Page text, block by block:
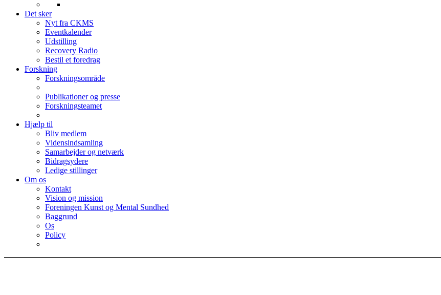
Det sker
Nyt fra CKMS
Eventkalender
Udstilling
Recovery Radio
Bestil et foredrag
Forskning
Forskningsområde
Publikationer og presse
Forskningsteamet
Hjælp til
Bliv medlem
Vidensindsamling
Samarbejder og netværk
Bidragsydere
Ledige stillinger
Om os
Kontakt
Vision og mission
Foreningen Kunst og Mental Sundhed
Baggrund
Os
Policy